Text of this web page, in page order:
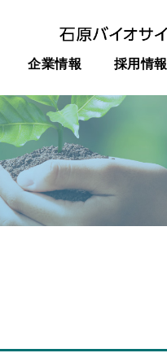
企業情報 採用情報